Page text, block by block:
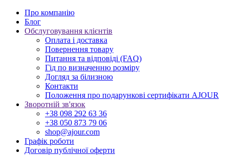
Про компанію
Блог
Обслуговування клієнтів
Оплата і доставка
Повернення товару
Питання та відповіді (FAQ)
Гід по визначенню розміру
Догляд за білизною
Контакти
Положення про подарункові сертифікати AJOUR
Зворотній зв'язок
+38 098 292 63 36
+38 050 873 79 06
shop@ajour.com
Графік роботи
Договір публічної оферти